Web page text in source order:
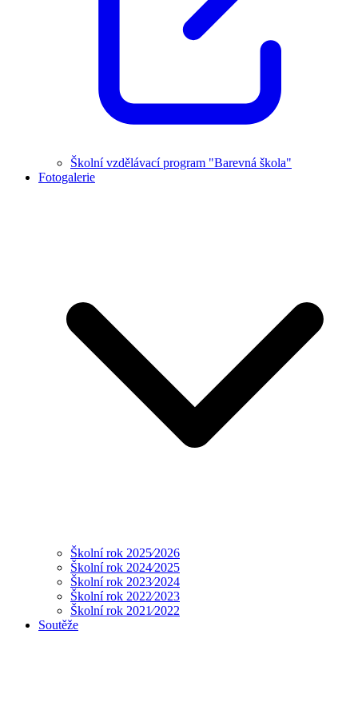
Školní vzdělávací program "Barevná škola"
Fotogalerie
Školní rok 2025⁄2026
Školní rok 2024⁄2025
Školní rok 2023⁄2024
Školní rok 2022⁄2023
Školní rok 2021⁄2022
Soutěže